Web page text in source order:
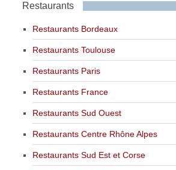
Restaurants
Restaurants Bordeaux
Restaurants Toulouse
Restaurants Paris
Restaurants France
Restaurants Sud Ouest
Restaurants Centre Rhône Alpes
Restaurants Sud Est et Corse